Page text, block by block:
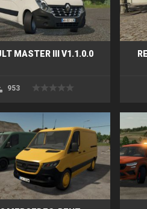
MASTER III V1.1.0.0
953